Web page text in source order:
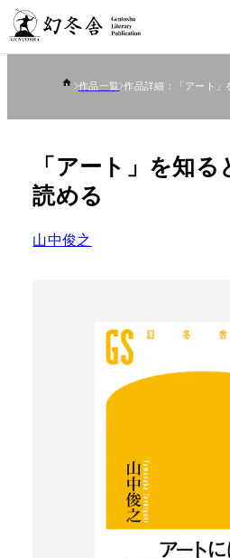
作品一覧 作品詳細：「アート」
「アート」を知
読める
山中俊之